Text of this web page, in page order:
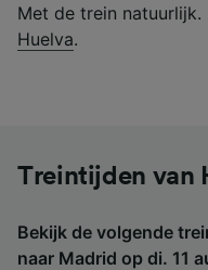
Met de trein natuurlijk.
Huelva.
Treintijden van
Bekijk de volgende
naar Madrid op di. 11